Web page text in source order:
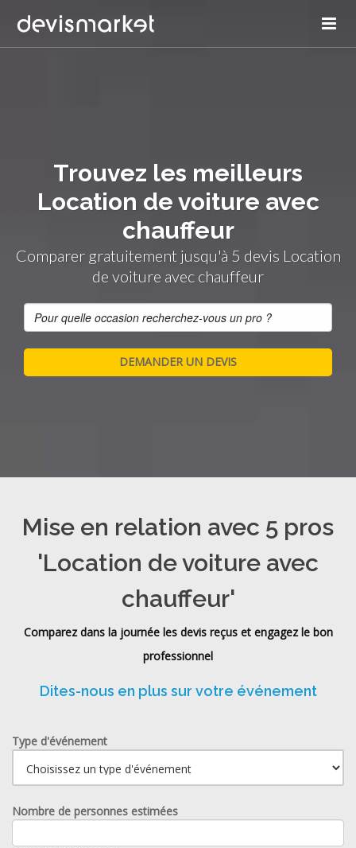
Trouvez les meilleurs
Location de voiture avec
chauffeur
Comparer gratuitement jusqu'à 5 devis Location
de voiture avec chauffeur
Mise en relation avec 5 pros
'Location de voiture avec
chauffeur'
Comparez dans la journée les devis reçus et engagez le bon
professionnel
Dites-nous en plus sur votre événement
Type d'événement
Nombre de personnes estimées